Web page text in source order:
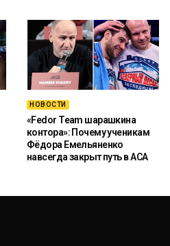
НОВОСТИ
«Fedor Team шарашкина
контора»: Почему ученикам
Фёдора Емельяненко
навсегда закрыт путь в ACA